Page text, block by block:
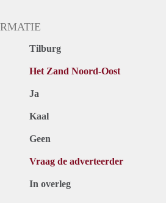
Tilburg
Het Zand Noord-Oost
Ja
Kaal
Geen
Vraag de adverteerder
In overleg